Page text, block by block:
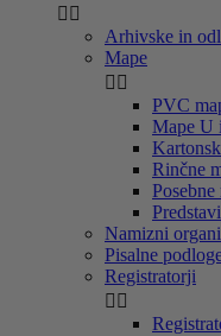
 
Arhivske in
Mape
 
PVC
Mape U
Rinčne
Posebne
Namizni
Pisalne
Registratorji
 